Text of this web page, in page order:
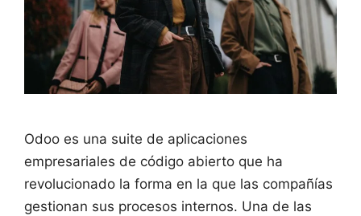
Odoo es una suite de aplicaciones
empresariales de código abierto que ha
revolucionado la forma en la que las compañías
gestionan sus procesos internos. Una de las